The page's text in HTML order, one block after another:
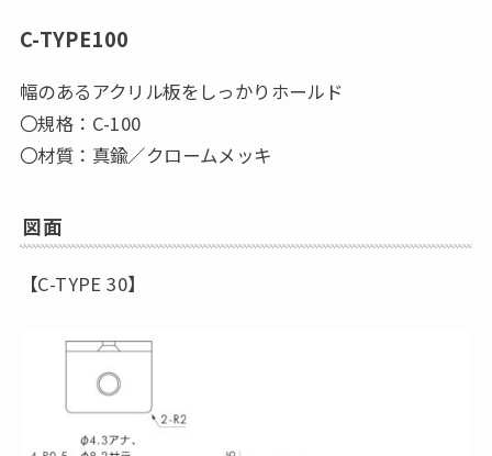
C-TYPE100
幅のあるアクリル板をしっかりホールド
〇規格：C-100
〇材質：真鍮／クロームメッキ
図面
【C-TYPE 30】